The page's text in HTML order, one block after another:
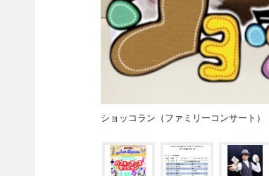
ショッコラン（ファミリーコンサート）